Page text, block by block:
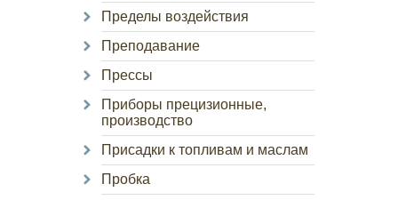
Пределы воздействия
Преподавание
Прессы
Приборы прецизионные,
производство
Присадки к топливам и маслам
Пробка